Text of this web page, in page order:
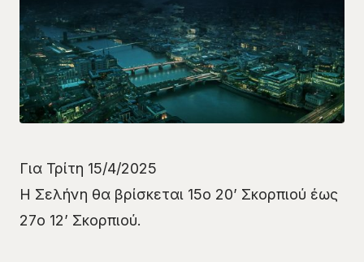
Για Τρίτη 15/4/2025
Η Σελήνη θα βρίσκεται 15ο 20’ Σκορπιού έως
27ο 12’ Σκορπιού.